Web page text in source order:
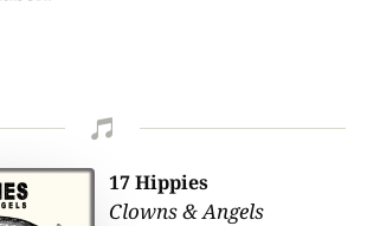

17 Hippies
Clowns & Angels